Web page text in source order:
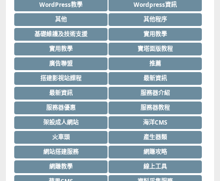
WordPress教學
Wordpress資訊
其他
其他程序
基礎維護及技術支援
實用教學
實用教學
寶塔面版教程
廣告聯盟
推薦
搭建影視站課程
最新資訊
最新資訊
服務器介紹
服務器優惠
服務器教程
架設成人網站
海洋CMS
火車頭
產生器類
網站搭建服務
網賺攻略
網賺教學
線上工具